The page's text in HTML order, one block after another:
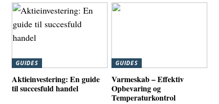
GUIDES
Aktieinvestering: En guide
til succesfuld handel
GUIDES
Varmeskab – Effektiv
Opbevaring og
Temperaturkontrol